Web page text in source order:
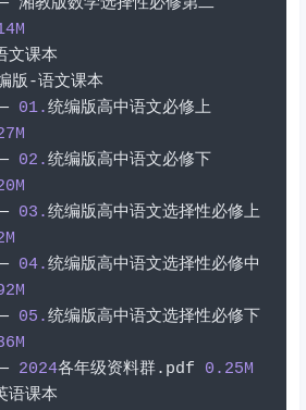
M
文课本
版-语文课本
01.统编版高中语文必修上
M
02 .统编版高中语文必修下
M
03 .统编版高中语文选择性必修上
M
04.统编版高中语文选择性必修中
M
05 .统编版高中语文选择性必修下
M
2024各年级资料群. pdf 0.25M
语课本